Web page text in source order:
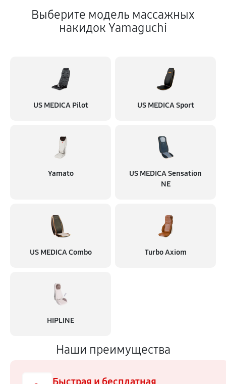
Выберите модель массажных
накидок Yamaguchi
US MEDICA Pilot US MEDICA Sport
Yamato
US MEDICA Sensation
NE
US MEDICA Combo Turbo Axiom
HIPLINE
Наши преимущества
Быстрая и бесплатная